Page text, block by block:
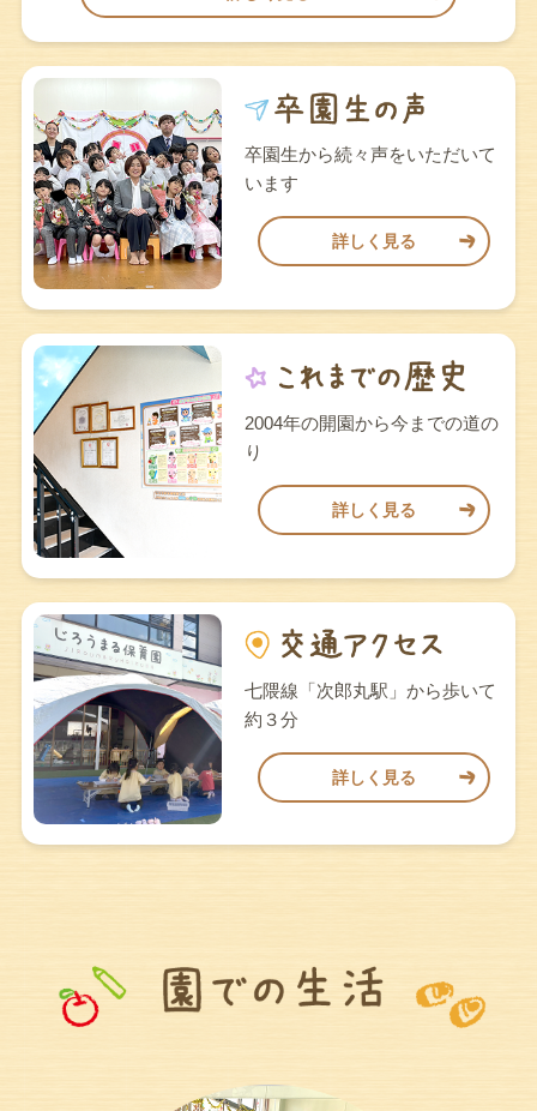
卒園生から続々声をいただいて
います
詳しく見る
2004年の開園から今までの道の
り
詳しく見る
七隈線「次郎丸駅」から歩いて
約３分
詳しく見る